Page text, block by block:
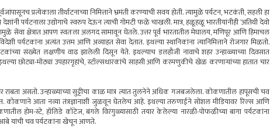
प्रत्येकाला तीर्थाटनाच्या निमित्ताने भ्रमंती करण्याची सवय होती. त्यामुळे पर्यटन, भटकंती, सहली हा
देशांनी पर्यटनाला उद्योगाचे स्वरुप देऊन त्याची गोमटी फळे चाखली. मात्र, हळूहळू भारतीयांनीही ‘अतिथी देवो
सेवा क्षेत्रात आपण स्वतःला अलगद सामावून घेतले. उत्तर पूर्व भारतातील मेघालय, मणिपूर आणि हिमाचल
पर्यटकांना अत्यंत उत्तम आणि अव्याहत सेवा देतात. इथल्या स्थानिकांना त्यानिमित्ताने रोजगार मिळतो.
संख्येत लक्षणीय वाढ झालेली दिसून येते. इथल्याच डलहौजी नावाचे शहर उन्हाळ्याच्या दिवसात
छोट्या-मोठ्या उपहारगृहांचे, स्टॉल्सधारकांचे साहसी आणि करमणुकीचे खेळ करणार्‍यांच्या हातात चार
राबता असतो. उन्हाळ्याच्या सुट्टीचा काळ मात्र त्यात तुलनेने अधिक गजबजलेला. कोकणातील हापूसची चव
कोकणाने आता नव्या तंत्रज्ञानाशी जुळवून घेतलेच आहे. इथल्या तरुणाईने सोशल मीडियावर रिल्स आणि
होम-स्टे, हॉलिडे कॉटेज, बंगले विरंगुळ्यासाठी तयार केलेल्या नारळी-पोफळीच्या बागा पर्यटकांना
यांची चव पर्यटकांना खेचून आणते.